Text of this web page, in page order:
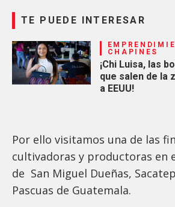
TE PUEDE INTERESAR
CHAPINES
¡Chi Luisa, las
que salen de la
a EEUU!
Por ello visitamos una de las
cultivadoras y productoras en
de San Miguel Dueñas,
Pascuas de Guatemala.